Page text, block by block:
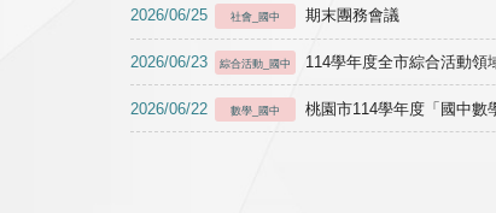
2026/06/25 社會_國中 期末團務會議
2026/06/23 綜合活動_國中 114學年度全市綜合活動領
2026/06/22 數學_國中 桃園市114學年度「國中數